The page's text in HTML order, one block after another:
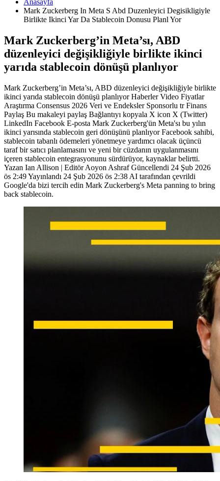
Anasayfa
Mark Zuckerberg In Meta S Abd Duzenleyici Degisikligiyle
Birlikte Ikinci Yar Da Stablecoin Donusu Planl Yor
Mark Zuckerberg’in Meta’sı, ABD
düzenleyici değişikliğiyle birlikte ikinci
yarıda stablecoin dönüşü planlıyor
Mark Zuckerberg’in Meta’sı, ABD düzenleyici değişikliğiyle birlikte
ikinci yarıda stablecoin dönüşü planlıyor Haberler Video Fiyatlar
Araştırma Consensus 2026 Veri ve Endeksler Sponsorlu tr Finans
Paylaş Bu makaleyi paylaş Bağlantıyı kopyala X icon X (Twitter)
LinkedIn Facebook E-posta Mark Zuckerberg'ün Meta'sı bu yılın
ikinci yarısında stablecoin geri dönüşünü planlıyor Facebook sahibi,
stablecoin tabanlı ödemeleri yönetmeye yardımcı olacak üçüncü
taraf bir satıcı planlamasını ve yeni bir cüzdanın uygulanmasını
içeren stablecoin entegrasyonunu sürdürüyor, kaynaklar belirtti.
Yazan Ian Allison | Editör Aoyon Ashraf Güncellendi 24 Şub 2026
ös 2:49 Yayınlandı 24 Şub 2026 ös 2:38 AI tarafından çevrildi
Google'da bizi tercih edin Mark Zuckerberg's Meta panning to bring
back stablecoin.